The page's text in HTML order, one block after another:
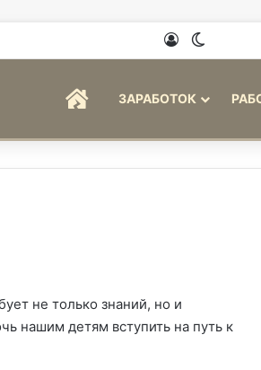
Войти
ГЛАВНАЯЗАРАБОТОК
не только знаний, но и
нашим детям вступить на путь к